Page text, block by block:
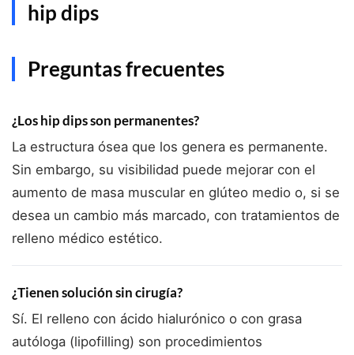
hip dips
Preguntas frecuentes
¿Los hip dips son permanentes?
La estructura ósea que los genera es permanente.
Sin embargo, su visibilidad puede mejorar con el
aumento de masa muscular en glúteo medio o, si se
desea un cambio más marcado, con tratamientos de
relleno médico estético.
¿Tienen solución sin cirugía?
Sí. El relleno con ácido hialurónico o con grasa
autóloga (lipofilling) son procedimientos